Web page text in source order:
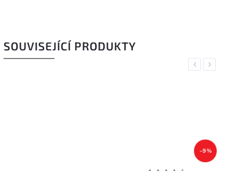
SOUVISEJÍCÍ PRODUKTY
Previous
–9 %
Next